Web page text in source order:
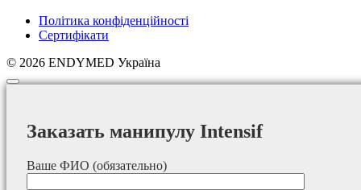
Політика конфіденційності
Сертифікати
© 2026 ENDYMED Україна
Заказать манипулу Intensif
Ваше ФИО (обязательно)